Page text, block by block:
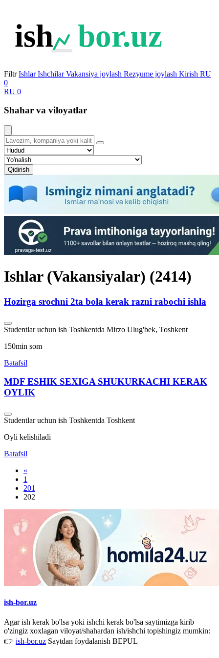
ish bor.uz
Filtr Ishlar Ishchilar Vakansiya joylash Rezyume joylash Kirish RU
0
RU 0
Shahar va viloyatlar
Qidirish
Ishlar (Vakansiyalar) (2414)
Hozirga srochni 2ta bola kerak razni rabochi ishla
Studentlar uchun ish Toshkentda Mirzo Ulug'bek, Toshkent
150min som
Batafsil
MDF ESHIK SEXIGA SHUKURKACHI KERAK
OYLIK
Studentlar uchun ish Toshkentda Toshkent
Oyli kelishiladi
Batafsil
«
1
201
202
ish-bor.uz
Agar ish kerak bo'lsa yoki ishchi kerak bo'lsa saytimizga kirib
o'zingiz xoxlagan viloyat/shahardan ish/ishchi topishingiz mumkin:
👉 ish-bor.uz Saytdan foydalanish BEPUL